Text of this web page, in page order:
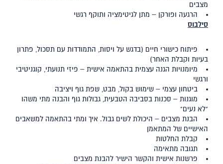
מצבים
הרגעה ופורקן – מתן לגיטימציה ותוקף רגשי
סילבוס
פיתוח כישורי חיים (בדגש על ויסות, התמודדות עם תסכול, פתרון
בעיות וקבלת האחר)
מיומנויות הגנה עצמית בהתאמה אישית – פיזי תנועתי, קוגניטיבי
ורגשי
ביטחון עצמי – שימוש בקול, מבט, שפת גוף ויציבה
מוגנות – סכנות בסביבה הטבעית, גבולות גוף והבנה מתי משהו
"לא נעים"
הבנת מצבים – היכולת לשים גבול. איך ומתי בהתאמה למשאבים
האישיים של המתאמן
קבלת החלטות
תגובה מתאימה
פרשנות אישית והקשר הישיר להבנת מצבים